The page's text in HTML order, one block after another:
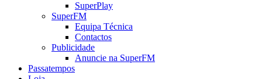
SuperPlay
SuperFM
Equipa Técnica
Contactos
Publicidade
Anuncie na SuperFM
Passatempos